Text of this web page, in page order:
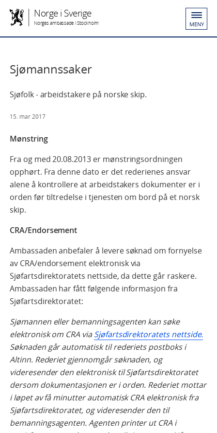
Norge i Sverige
Norges ambassade i Stockholm MENY
Sjømannssaker
Sjøfolk - arbeidstakere på norske skip.
15. mar 2017
Mønstring
Fra og med 20.08.2013 er mønstringsordningen
opphørt. Fra denne dato er det rederienes ansvar
alene å kontrollere at arbeidstakers dokumenter er i
orden før tiltredelse i tjenesten om bord på et norsk
skip.
CRA/Endorsement
Ambassaden anbefaler å levere søknad om fornyelse
av CRA/endorsement elektronisk via
Sjøfartsdirektoratets nettside, da dette går raskere.
Ambassaden har fått følgende informasjon fra
Sjøfartsdirektoratet:
Sjømannen eller bemanningsagenten kan søke
elektronisk om CRA viaSjøfartsdirektoratets nettside.
Søknaden går automatisk til rederiets postboks i
Altinn. Rederiet gjennomgår søknaden, og
videresender den elektronisk til Sjøfartsdirektoratet
dersom dokumentasjonen er i orden. Rederiet mottar
i løpet av få minutter automatisk CRA elektronisk fra
Sjøfartsdirektoratet, og videresender den til
bemanningsagenten. Agenten printer ut CRA i